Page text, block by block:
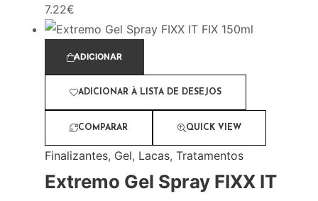
7.22€
ADICIONAR
ADICIONAR À LISTA DE DESEJOS
COMPARAR QUICK VIEW
Finalizantes, Gel, Lacas, Tratamentos
Extremo Gel Spray FIXX IT